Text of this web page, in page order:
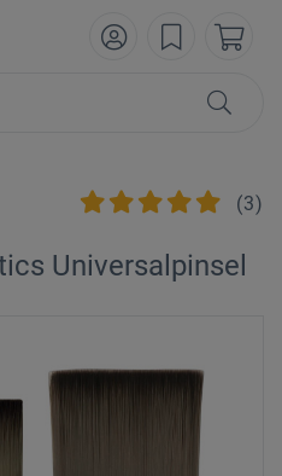
(3)
Universalpinsel